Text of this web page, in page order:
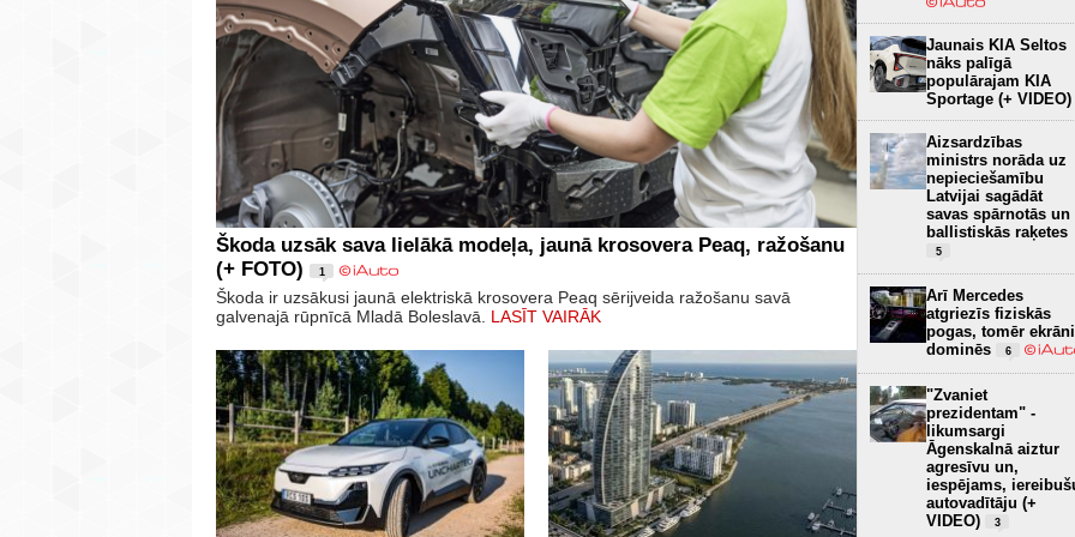
Škoda uzsāk sava lielākā modeļa, jaunā krosovera Peaq, ražošanu
(+ FOTO)
1
Škoda ir uzsākusi jaunā elektriskā krosovera Peaq sērijveida ražošanu savā
galvenajā rūpnīcā Mladā Boleslavā. LASĪT VAIRĀK
Jaunais KIA Seltos
nāks palīgā
populārajam KIA
Sportage (+ VIDEO)
Aizsardzības
ministrs norāda uz
nepieciešamību
Latvijai sagādāt
savas spārnotās un
ballistiskās raķetes
5
Arī Mercedes
atgriezīs fiziskās
pogas, tomēr ekrāni
dominēs
6
"Zvaniet
prezidentam" -
likumsargi
Āgenskalnā aiztur
agresīvu un,
iespējams,
autovadītāju (+
VIDEO)
3